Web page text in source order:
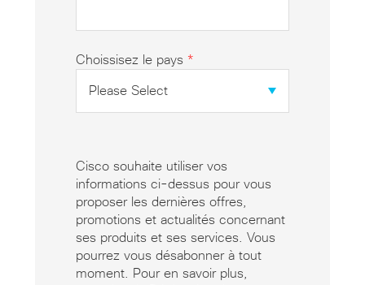
Choissisez le pays *
Cisco souhaite utiliser vos
informations ci-dessus pour vous
proposer les dernières offres,
promotions et actualités concernant
ses produits et ses services. Vous
pourrez vous désabonner à tout
moment. Pour en savoir plus,